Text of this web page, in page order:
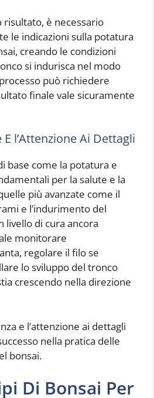
è necessario
le indicazioni sulla potatura
creando le condizioni
si indurisca nel modo
può richiedere
finale vale sicuramente
l’Attenzione Ai Dettagli
base come la potatura e
per la salute e la
più avanzate come il
e l’indurimento del
livello di cura ancora
monitorare
regolare il filo se
lo sviluppo del tronco
crescendo nella direzione
e l’attenzione ai dettagli
nella pratica delle
bonsai.
Di Bonsai Per